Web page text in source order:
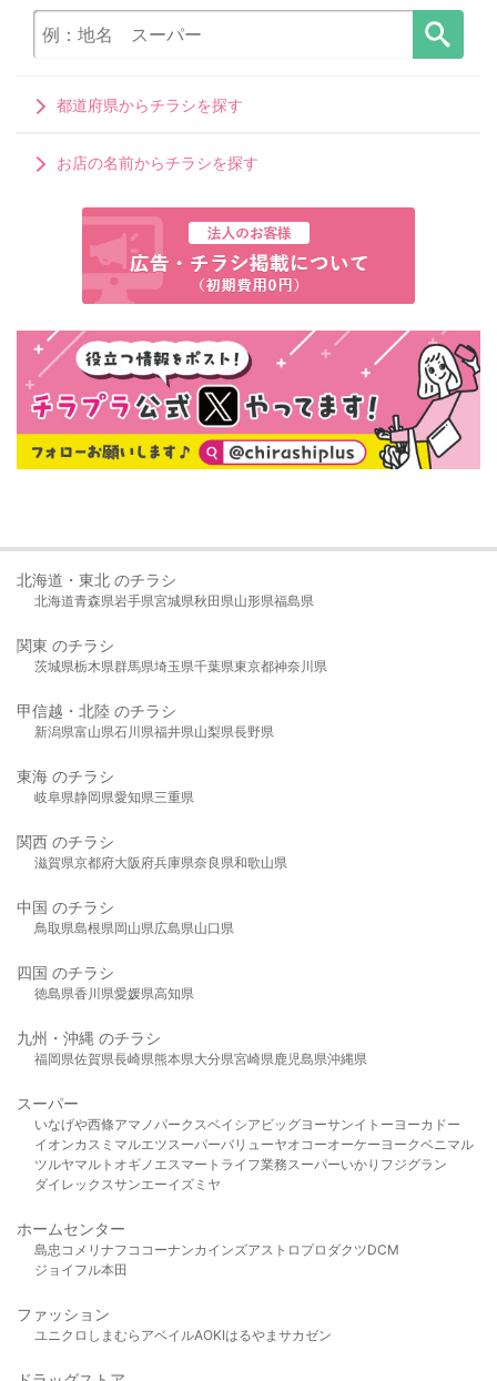
都道府県からチラシを探す
お店の名前からチラシを探す
北海道・東北 のチラシ
北海道青森県岩手県宮城県秋田県山形県福島県
関東 のチラシ
茨城県栃木県群馬県埼玉県千葉県東京都神奈川県
甲信越・北陸 のチラシ
新潟県富山県石川県福井県山梨県長野県
東海 のチラシ
岐阜県静岡県愛知県三重県
関西 のチラシ
滋賀県京都府大阪府兵庫県奈良県和歌山県
中国 のチラシ
鳥取県島根県岡山県広島県山口県
四国 のチラシ
徳島県香川県愛媛県高知県
九州・沖縄 のチラシ
福岡県佐賀県長崎県熊本県大分県宮崎県鹿児島県沖縄県
スーパー
いなげや西條アマノパークスベイシア ビッグヨーサンイトーヨーカドー
イオンカスミ マルエツスーパーバリューヤオコーオーケー ヨークベニマル
ツルヤマルト オギノ エスマート ライフ業務スーパーいかり フジグラン
ダイレックスサンエーイズミヤ
ホームセンター
島忠 コメリ ナフコ コーナンカインズアストロプロダクツDCM
ジョイフル本田
ファッション
ユニクロ しまむら アベイルAOKIはるやま サカゼン